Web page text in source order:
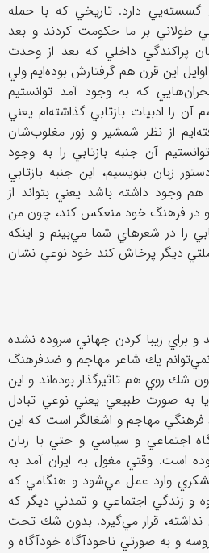
گسسته‌يي دارد. تاريخي كه با حمله
طولاني بر ما حكومت كردند و بعد
پراكندگي داخلي كه بعد از وحدت
اين قرن هم گرفتارش بوده‌ايم ولي
كه به وجود آمد توانستيم
را ادبيات بازتابي گذاشته‌ام يعني
از نظر شمشير و زور مغلوب‌شان
آن جنبه بازتابي را به وجود
زبان بنويسيم، اين جنبه بازتابي
وجود داشته باشد يعني بتواند از
و در فرهنگ خود منعكس كند، چون من
را در شعرهاي شما مي‌بينم و اينكه
ديگر پرخاش كند خود نوعي نشان
و براي زيبا كردن جهاني سروده نشده
يك شاعر مهاجم و ضدفرهنگ
شك روي هم تاثيرگذار بوده‌اند و اين
به صورت طبيعي يعني نوعي تبادل
فرهنگي مهاجم و اشغالگر است كه اين
اجتماعي و سياسي و حتي با زبان
است. وقتي مغول به ايران ‌آمد به
وارد عمل مي‌شود و هنگامي كه
و زندگي اجتماعي و تمدني ديگر كه
نداشته، قرار مي‌گيرد. بدون شك تحت
و به صورتي ناخودآگاه خودآگاه و